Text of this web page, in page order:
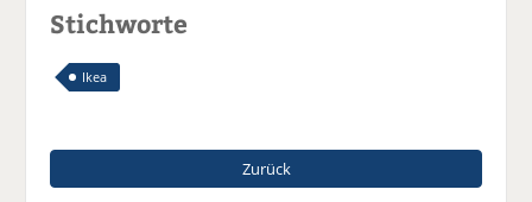
Stichworte
Ikea
Zurück